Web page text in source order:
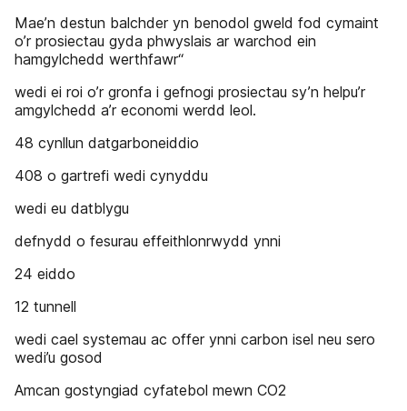
Mae’n destun balchder yn benodol gweld fod cymaint
o’r prosiectau gyda phwyslais ar warchod ein
hamgylchedd werthfawr“
wedi ei roi o’r gronfa i gefnogi prosiectau sy’n helpu’r
amgylchedd a’r economi werdd leol.
48 cynllun datgarboneiddio
408 o gartrefi wedi cynyddu
wedi eu datblygu
defnydd o fesurau effeithlonrwydd ynni
24 eiddo
12 tunnell
wedi cael systemau ac offer ynni carbon isel neu sero
wedi’u gosod
Amcan gostyngiad cyfatebol mewn CO2